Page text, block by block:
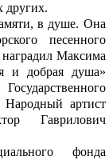
в душе. Она
песенного
Максима
и добрая душа»
Народный артист
Гаврилович
фонда